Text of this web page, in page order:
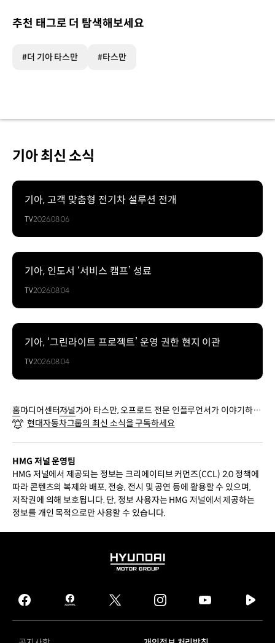
추천 태그로 더 탐색해보세요
#더 기아 타스만 #타스만
기아 최신 소식
기아, 고객 맞춤형 전기차 설루션 전개
TV2026.08.06
기아, 인도서 ‘서비스 캠프’ 성료
TV2026.08.04
기아, ‘그린라이트 프로젝트’ 운영 권한 현지 이관
TV2026.08.04
홈미디어센터저널기아 타스만, 오프로드 전문 인플루언서가 이야기하는
정통 픽업의 매력
현대자동차그룹의 최신 소식을 구독하세요
HMG 저널 운영팀
HMG 저널에서 제공되는 정보는 크리에이티브 커먼즈(CCL) 2.0 정책에
따라 콘텐츠의 복제와 배포, 전송, 전시 및 공연 등에 활용할 수 있으며,
저작권에 의해 보호됩니다. 단, 정보 사용자는 HMG 저널에서 제공하는
정보를 개인 목적으로만 사용할 수 있습니다.
HYUNDAI
GROUP
facebook
hmg
journal
twitter instagram
tv